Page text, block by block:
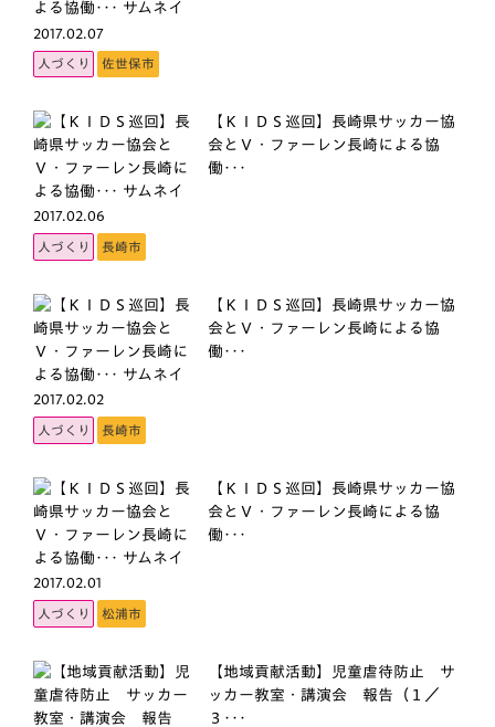
2017.02.07
人づくり 佐世保市
2017.02.06
【ＫＩＤＳ巡回】長崎県サッカー協
会とＶ・ファーレン長崎による協
働･･･
人づくり 長崎市
2017.02.02
【ＫＩＤＳ巡回】長崎県サッカー協
会とＶ・ファーレン長崎による協
働･･･
人づくり 長崎市
2017.02.01
【ＫＩＤＳ巡回】長崎県サッカー協
会とＶ・ファーレン長崎による協
働･･･
人づくり 松浦市
【地域貢献活動】児童虐待防止 サ
ッカー教室・講演会 報告（１／
３･･･